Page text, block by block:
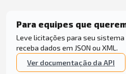
Para equipes que
Leve licitações para seu sistema
receba dados em JSON ou XML.
Ver documentação da API